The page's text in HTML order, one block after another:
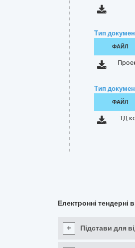
Тип
ФАЙЛ
Тип
ФАЙЛ
ТД
Електронні тендерні
+ Підстави для